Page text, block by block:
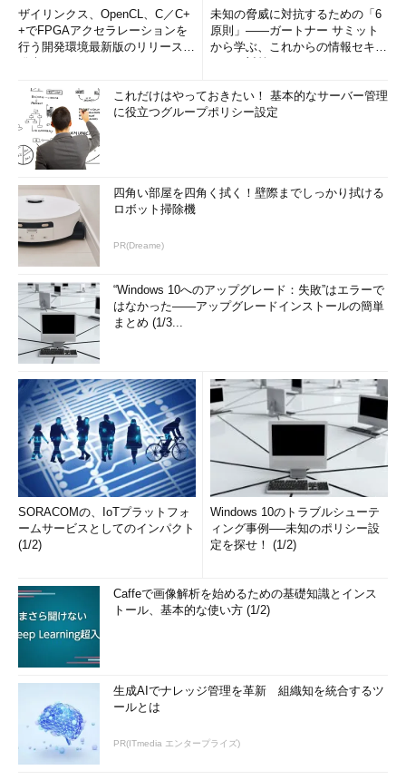
ザイリンクス、OpenCL、C／C+
+でFPGAアクセラレーションを
行う開発環境最新版のリリースを
未知の脅威に対抗するための「6
原則」――ガートナー サミット
から学ぶ、これからの情報セキュ
これだけはやっておきたい！ 基本的なサーバー管理
に役立つグループポリシー設定
四角い部屋を四角く拭く！壁際までしっかり拭ける
ロボット掃除機
PR(Dreame)
“Windows 10へのアップグレード：失敗”はエラーで
はなかった――アップグレードインストールの簡単
まとめ (1/3...
SORACOMの、IoTプラットフォ
ームサービスとしてのインパクト
(1/2)
Windows 10のトラブルシューテ
ィング事例──未知のポリシー設
定を探せ！ (1/2)
Caffeで画像解析を始めるための基礎知識とインス
トール、基本的な使い方 (1/2)
生成AIでナレッジ管理を革新 組織知を統合するツ
ールとは
PR(ITmedia エンタープライズ)